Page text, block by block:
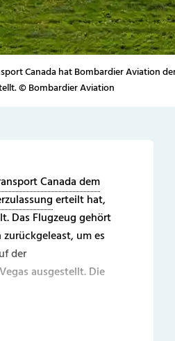
Canada hat Bombardier Aviation
© Bombardier Aviation
Canada dem
erteilt hat,
Das Flugzeug gehört
um es
der
ausgestellt. Die